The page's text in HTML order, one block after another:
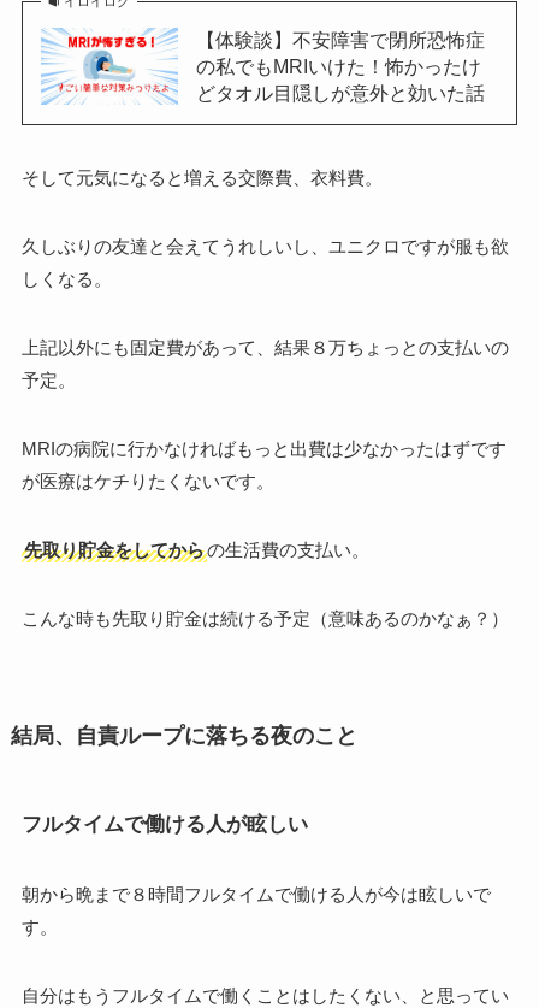
【体験談】不安障害で閉所恐怖症
の私でもMRIいけた！怖かったけ
どタオル目隠しが意外と効いた話
そして元気になると増える交際費、衣料費。
久しぶりの友達と会えてうれしいし、ユニクロですが服も欲
しくなる。
上記以外にも固定費があって、結果８万ちょっとの支払いの
予定。
MRIの病院に行かなければもっと出費は少なかったはずです
が医療はケチりたくないです。
先取り貯金をしてからの生活費の支払い。
こんな時も先取り貯金は続ける予定（意味あるのかなぁ？）
結局、自責ループに落ちる夜のこと
フルタイムで働ける人が眩しい
朝から晩まで８時間フルタイムで働ける人が今は眩しいで
す。
自分はもうフルタイムで働くことはしたくない、と思ってい